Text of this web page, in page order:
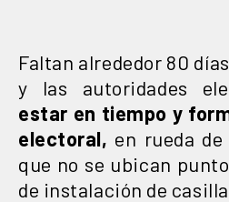
Faltan alrededor 80
y las autoridades
estar en tiempo y
electoral, en rueda
que no se ubican
de instalación de